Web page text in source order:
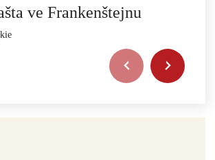
ve Frankenštejnu